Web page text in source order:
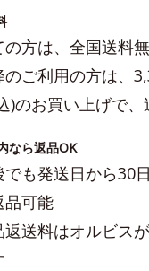
の方は、全国送料
のご利用の方は、
)のお買い上げで
なら返品OK
でも発送日から30
品可能
送料はオルビス